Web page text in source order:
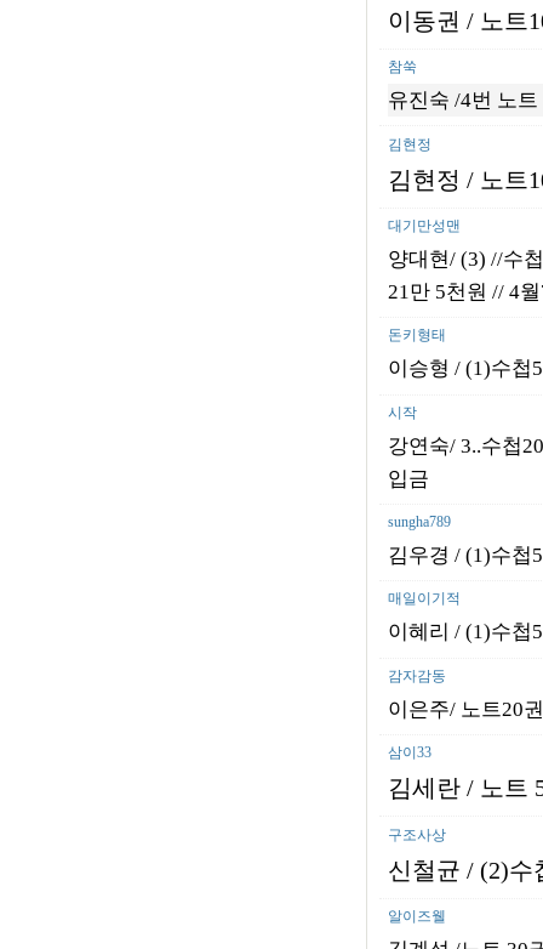
이동권 / 노트1
참쑥
유진숙 /4번 노
김현정
김현정 / 노트
대기만성맨
양대현/ (3) //수
21만 5천원 // 4
돈키형태
이승형 / (1)수첩
시작
강연숙/ 3..수첩
입금
sungha789
김우경 / (1)수첩
매일이기적
이혜리 / (1)수첩
감자감동
이은주/ 노트20
삼이33
김세란 / 노트
구조사상
신철균 / (2)수
알이즈웰